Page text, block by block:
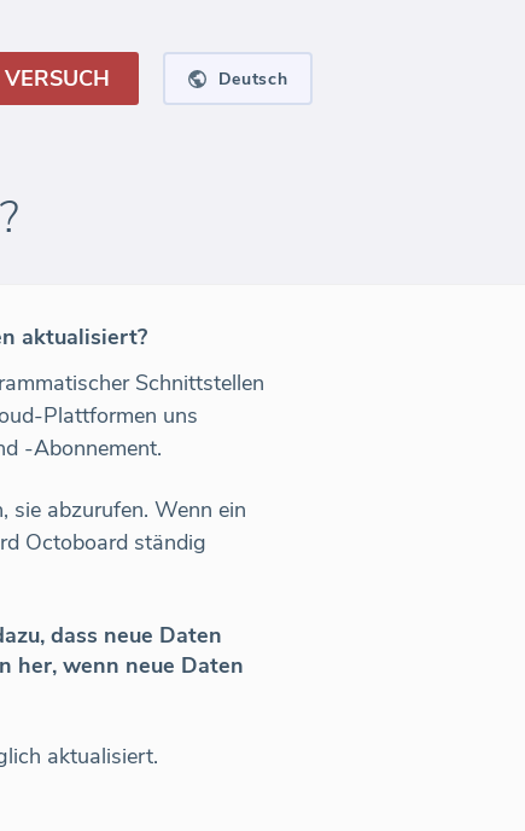
VERSUCH Deutsch
aktualisiert?
Schnittstellen
Plattformen uns
-Abonnement.
sie abzurufen. Wenn ein
Octoboard ständig
dass neue Daten
her, wenn neue Daten
aktualisiert.